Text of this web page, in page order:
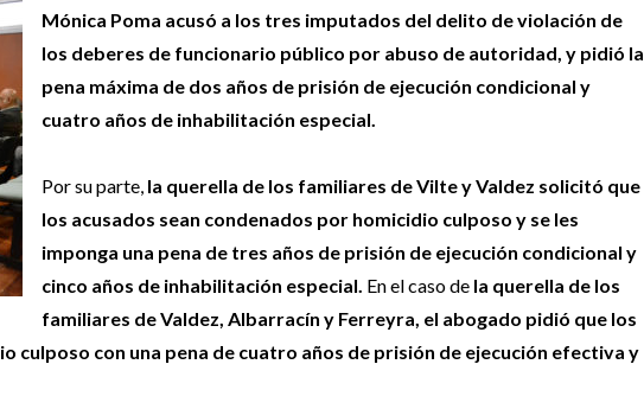
Mónica Poma acusó a los tres imputados del delito de violación de
los deberes de funcionario público por abuso de autoridad, y pidió la
pena máxima de dos años de prisión de ejecución condicional y
cuatro años de inhabilitación especial.
Por su parte, la querella de los familiares de Vilte y Valdez solicitó que
los acusados sean condenados por homicidio culposo y se les
imponga una pena de tres años de prisión de ejecución condicional y
cinco años de inhabilitación especial. En el caso de la querella de los
familiares de Valdez, Albarracín y Ferreyra, el abogado pidió que los
culposo con una pena de cuatro años de prisión de ejecución efectiva y